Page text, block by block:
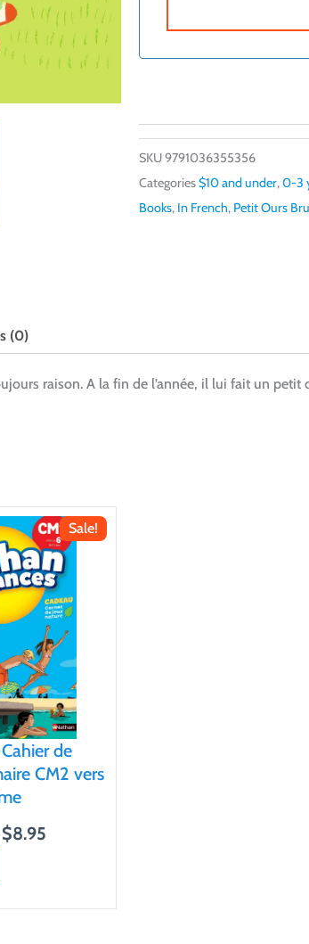
SKU9791036355356
Categories$10 and under,0-3
Books, In French, Petit Ours
(0)
raison. A la fin de l’année, il lui fait un petit
Sale!
de
CM2 vers
O
g
$8.95C
r